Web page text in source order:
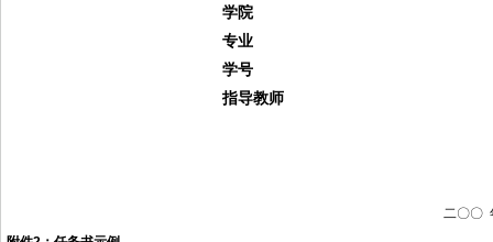
学院
专业
学号
指导教师
二〇〇